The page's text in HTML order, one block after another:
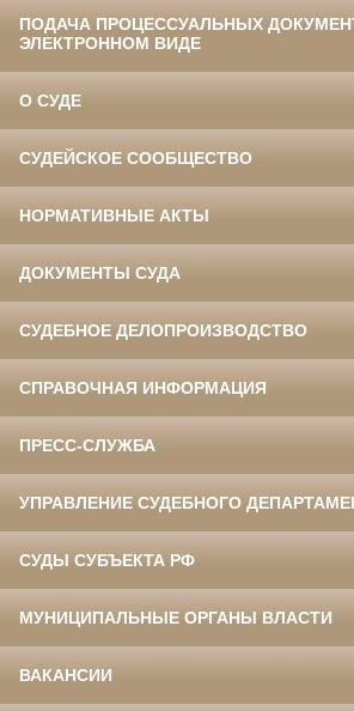
ПОДАЧА ПРОЦЕССУАЛЬНЫХ
ЭЛЕКТРОННОМ ВИДЕ
О СУДЕ
СУДЕЙСКОЕ СООБЩЕСТВО
НОРМАТИВНЫЕ АКТЫ
ДОКУМЕНТЫ СУДА
СУДЕБНОЕ ДЕЛОПРОИЗВОДСТВО
СПРАВОЧНАЯ ИНФОРМАЦИЯ
ПРЕСС-СЛУЖБА
УПРАВЛЕНИЕ СУДЕБНОГО
СУДЫ СУБЪЕКТА РФ
МУНИЦИПАЛЬНЫЕ ОРГАНЫ ВЛАСТИ
ВАКАНСИИ